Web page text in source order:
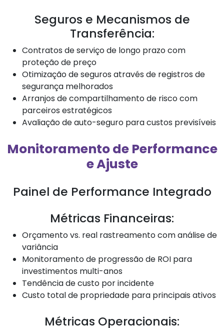
Seguros e Mecanismos de
Transferência:
Contratos de serviço de longo prazo com
proteção de preço
Otimização de seguros através de registros de
segurança melhorados
Arranjos de compartilhamento de risco com
parceiros estratégicos
Avaliação de auto-seguro para custos previsíveis
Monitoramento de Performance
e Ajuste
Painel de Performance Integrado
Métricas Financeiras:
Orçamento vs. real rastreamento com análise de
variância
Monitoramento de progressão de ROI para
investimentos multi-anos
Tendência de custo por incidente
Custo total de propriedade para principais ativos
Métricas Operacionais: